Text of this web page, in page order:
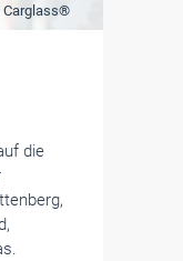
Carglass®
die